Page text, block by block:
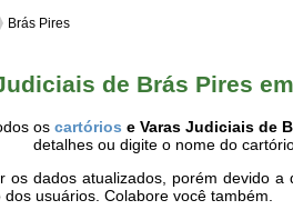
Brás Pires
de Brás Pires
oscartórios e Varas Judiciais de
detalhes ou digite o nome do
os dados atualizados, porém devido
usuários. Colabore você também.